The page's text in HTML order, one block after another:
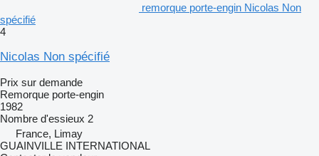
remorque porte-engin Nicolas Non
spécifié
4
Nicolas Non spécifié
Prix sur demande
Remorque porte-engin
1982
Nombre d'essieux 2
France, Limay
GUAINVILLE INTERNATIONAL